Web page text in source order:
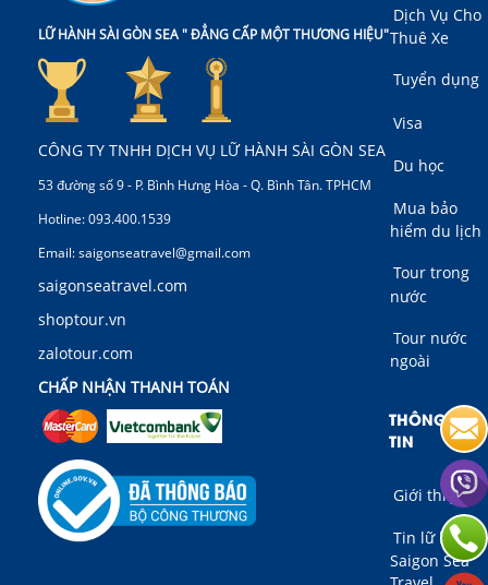
LỮ HÀNH SÀI GÒN SEA " ĐẲNG CẤP MỘT THƯƠNG HIỆU"
CÔNG TY TNHH DỊCH VỤ LỮ HÀNH SÀI GÒN SEA
53 đường số 9 - P. Bình Hưng Hòa - Q. Bình Tân. TPHCM
Hotline: 093.400.1539
Email: saigonseatravel@gmail.com
saigonseatravel.com
shoptour.vn
zalotour.com
CHẤP NHẬN THANH TOÁN
Dịch Vụ Cho
Thuê Xe
Tuyển dụng
Visa
Du học
Mua bảo
hiểm du lịch
Tour trong
nước
Tour nước
ngoài
THÔNG
TIN
Giới thiệu
Tin lữ hành
Saigon Sea